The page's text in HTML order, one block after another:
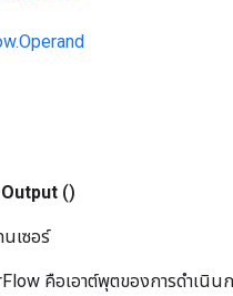
Output ()
เซอร์
คือเอาต์พุตของการดำเนิน